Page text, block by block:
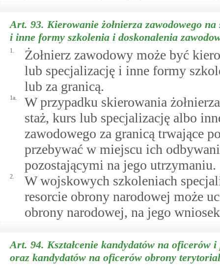
Art. 93. Kierowanie żołnierza zawodowego
i inne formy szkolenia i doskonalenia
1.
Żołnierz zawodowy może być
lub specjalizację i inne formy
lub za granicą.
1a.
W przypadku skierowania
staż, kurs lub specjalizację albo
zawodowego za granicą trwające
przebywać w miejscu ich
pozostającymi na jego utrzymaniu.
2.
W wojskowych szkoleniach
resorcie obrony narodowej może
obrony narodowej, na jego
Art. 94. Kształcenie kandydatów na oficerów
oraz kandydatów na oficerów obrony